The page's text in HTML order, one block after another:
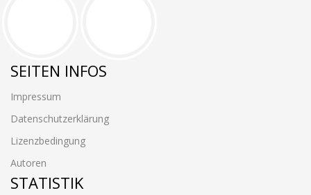
SEITEN INFOS
Impressum
Datenschutzerklärung
Lizenzbedingung
Autoren
STATISTIK